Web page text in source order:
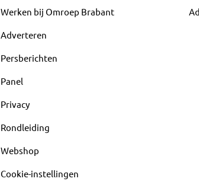
Werken bij Omroep Brabant
Adverteren
Persberichten
Panel
Privacy
Rondleiding
Webshop
Cookie-instellingen